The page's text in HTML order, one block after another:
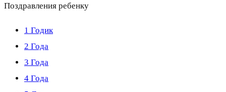
Поздравления ребенку
1 Годик
2 Года
3 Года
4 Года